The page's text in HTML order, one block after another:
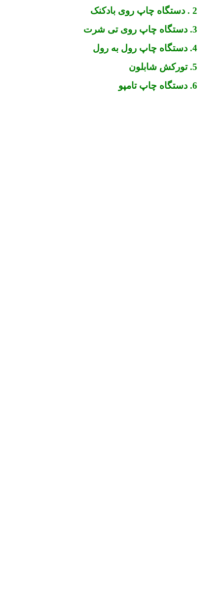
2 . دستگاه چاپ روی بادکنک
3. دستگاه چاپ روی تی شرت
4. دستگاه چاپ رول به رول
5. تورکش شابلون
6. دستگاه چاپ تامپو